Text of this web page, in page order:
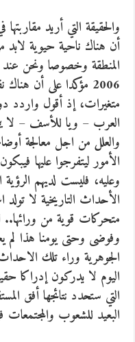
والحقيقة التي أريد
أن هناك ناحية حيوية لابد
2006 مؤكدا على أن
متغيرات، إذ أقول واردد
العرب – ويا للأسف – لا
والعلل من اجل معالجة
الأمور ليتفرجوا عليها
وعليه، فليست لديهم
الأحداث التاريخية لا
متحركات قوية من ورائها..
وفوضى وحتى يومنا هذا
الجوهرية وراء تلك
اليوم لا يدركون إدراكا
التي ستحدد نتائجها أفق
البعيد للشعوب والمجتمعات